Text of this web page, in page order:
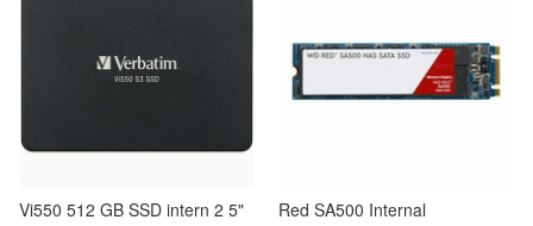
Vi550 512 GB SSD intern 2 5"
Red SA500 Internal